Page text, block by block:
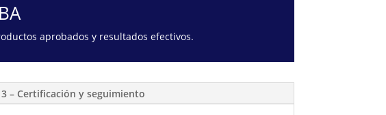
aprobados y resultados efectivos.
3 – Certificación y seguimiento